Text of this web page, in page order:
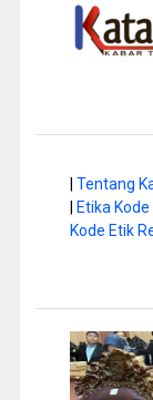
Tentang
Etika Kode
Kode Etik